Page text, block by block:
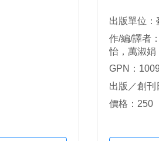
出版單位：
作/編/譯者
怡，萬淑娟
GPN：
出版／創刊
價格：250